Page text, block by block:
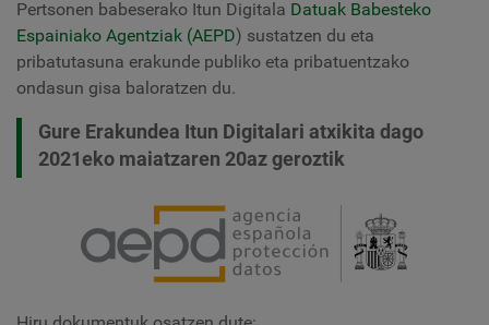
Pertsonen babeserako Itun Digitala Datuak Babesteko
Espainiako Agentziak (AEPD) sustatzen du eta
pribatutasuna erakunde publiko eta pribatuentzako
ondasun gisa baloratzen du.
Gure Erakundea Itun Digitalari atxikita dago
2021eko maiatzaren 20az geroztik